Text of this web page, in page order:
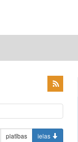
platības ielas